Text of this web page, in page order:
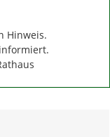
Hinweis.